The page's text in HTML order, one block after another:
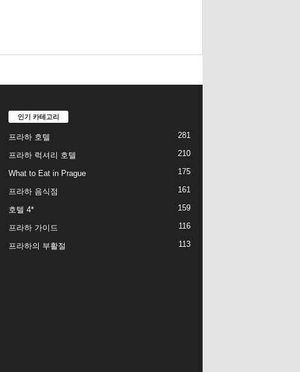
인기 카테고리
프라하 호텔 281
프라하 럭셔리 호텔 210
What to Eat in Prague 175
프라하 음식점 161
호텔 4* 159
프라하 가이드 116
프라하의 부활절 113